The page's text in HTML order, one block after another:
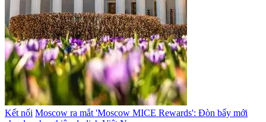
Kết nối Moscow ra mắt 'Moscow MICE Rewards': Đòn bẩy mới